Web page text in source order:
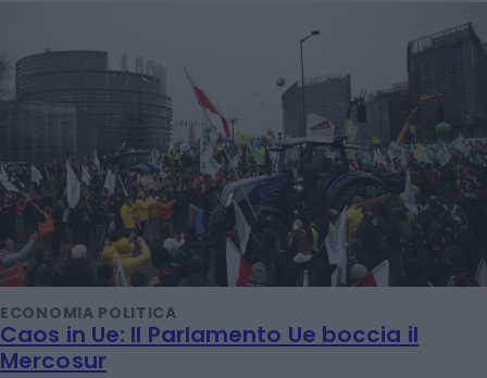
ECONOMIA POLITICA
Caos in Ue: Il Parlamento Ue boccia il
Mercosur